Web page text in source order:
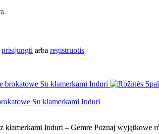
prisijungti arba registruotis
Su klamerkami Induri
klamerkami Induri – Gemre Poznaj wyjątkowe